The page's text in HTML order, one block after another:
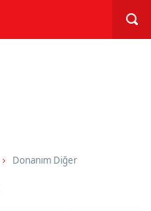
Donanım Diğer